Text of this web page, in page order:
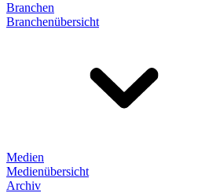
Branchen
Branchenübersicht
Medien
Medienübersicht
Archiv